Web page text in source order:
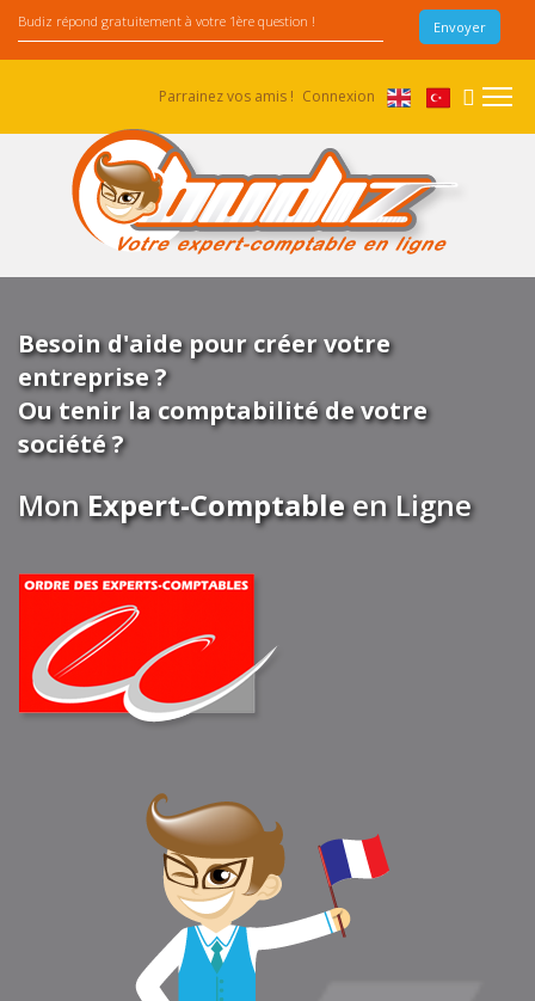
Parrainez vos amis ! Connexion
Besoin d'aide pour créer votre
entreprise ?
Ou tenir la comptabilité de votre
société ?
MonExpert-Comptableen Ligne